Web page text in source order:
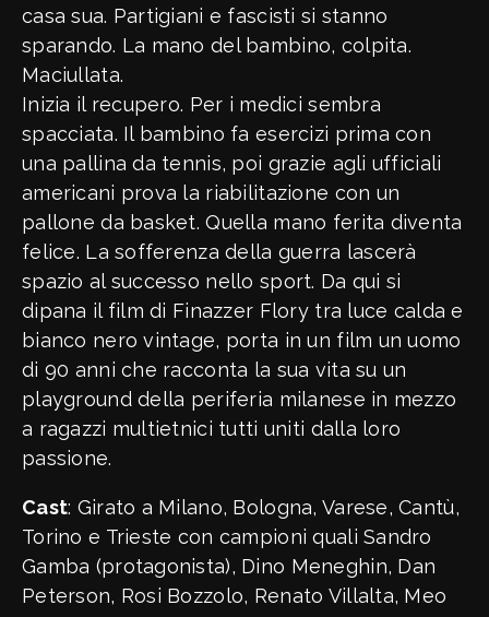
casa sua. Partigiani e fascisti si stanno
sparando. La mano del bambino, colpita.
Maciullata.
Inizia il recupero. Per i medici sembra
spacciata. Il bambino fa esercizi prima con
una pallina da tennis, poi grazie agli ufficiali
americani prova la riabilitazione con un
pallone da basket. Quella mano ferita diventa
felice. La sofferenza della guerra lascerà
spazio al successo nello sport. Da qui si
dipana il film di Finazzer Flory tra luce calda e
bianco nero vintage, porta in un film un uomo
di 90 anni che racconta la sua vita su un
playground della periferia milanese in mezzo
a ragazzi multietnici tutti uniti dalla loro
passione.
Cast: Girato a Milano, Bologna, Varese, Cantù,
Torino e Trieste con campioni quali Sandro
Gamba (protagonista), Dino Meneghin, Dan
Peterson, Rosi Bozzolo, Renato Villalta, Meo